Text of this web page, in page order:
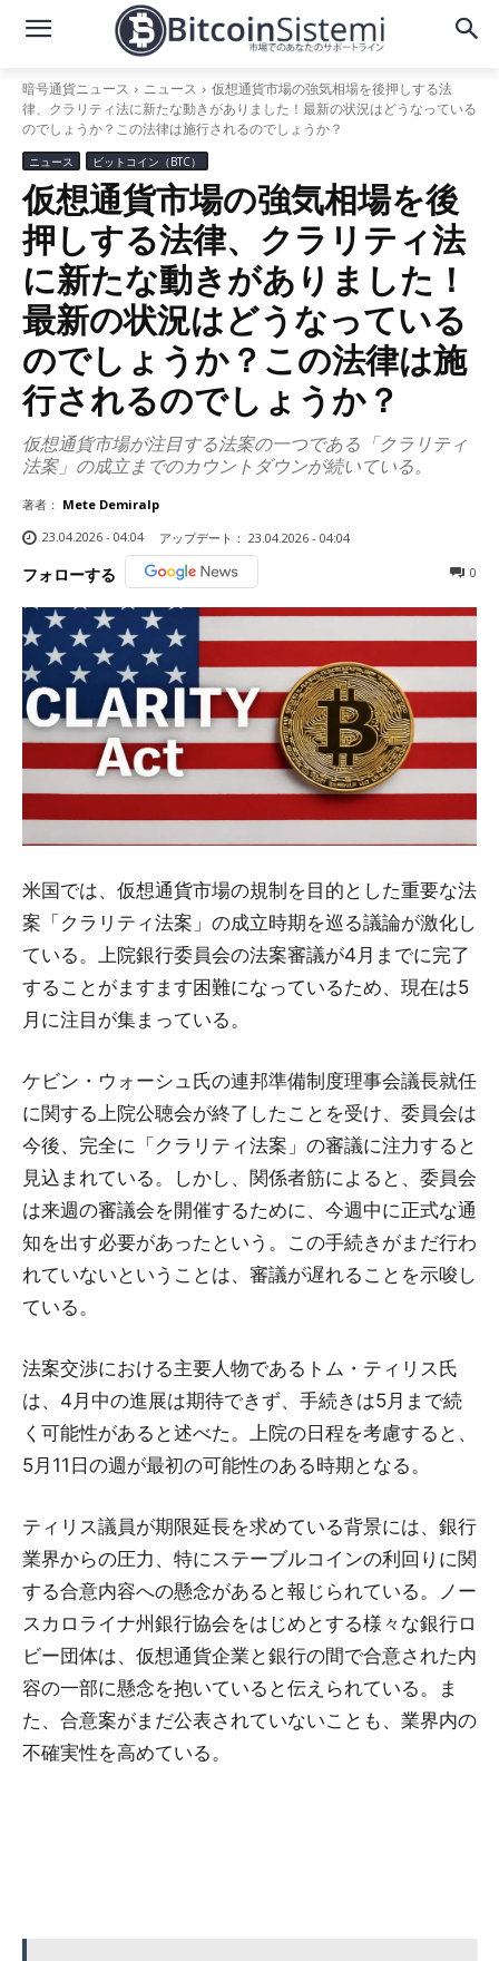
暗号通貨ニュース ニュース
仮想通貨市場の強気相場を後押しする法
律、クラリティ法に新たな動きがありました！最新の状況はどうなっている
のでしょうか？この法律は施行されるのでしょうか？
ニュース ビットコイン（BTC）
仮想通貨市場の強気相場を後
押しする法律、クラリティ法
に新たな動きがありました！
最新の状況はどうなっている
のでしょうか？この法律は施
行されるのでしょうか？
仮想通貨市場が注目する法案の一つである「クラリティ
法案」の成立までのカウントダウンが続いている。
著者： Mete Demiralp
23.04.2026 - 04:04
アップデート： 23.04.2026 - 04:04
フォローする 0
米国では、仮想通貨市場の規制を目的とした重要な法
案「クラリティ法案」の成立時期を巡る議論が激化し
ている。上院銀行委員会の法案審議が4月までに完了
することがますます困難になっているため、現在は5
月に注目が集まっている。
ケビン・ウォーシュ氏の連邦準備制度理事会議長就任
に関する上院公聴会が終了したことを受け、委員会は
今後、完全に「クラリティ法案」の審議に注力すると
見込まれている。しかし、関係者筋によると、委員会
は来週の審議会を開催するために、今週中に正式な通
知を出す必要があったという。この手続きがまだ行わ
れていないということは、審議が遅れることを示唆し
ている。
法案交渉における主要人物であるトム・ティリス氏
は、4月中の進展は期待できず、手続きは5月まで続
く可能性があると述べた。上院の日程を考慮すると、
5月11日の週が最初の可能性のある時期となる。
ティリス議員が期限延長を求めている背景には、銀行
業界からの圧力、特にステーブルコインの利回りに関
する合意内容への懸念があると報じられている。ノー
スカロライナ州銀行協会をはじめとする様々な銀行ロ
ビー団体は、仮想通貨企業と銀行の間で合意された内
容の一部に懸念を抱いていると伝えられている。ま
た、合意案がまだ公表されていないことも、業界内の
不確実性を高めている。